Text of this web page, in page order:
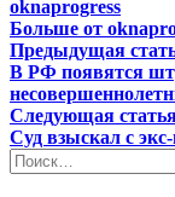
oknaprogress
Больше от
Навигация
по
записям
Предыдущая
В РФ появятся
Следующая
Суд взыскал с
Найти: